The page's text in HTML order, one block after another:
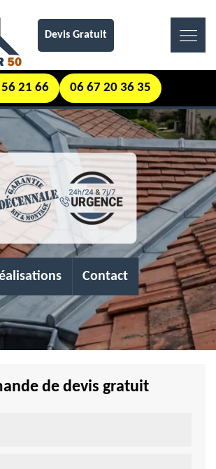
Devis Gratuit
21 66 06 67 20 36 35
Contact
de devis gratuit